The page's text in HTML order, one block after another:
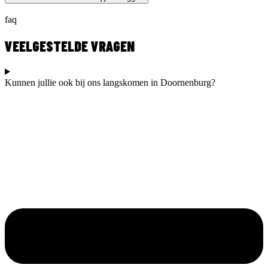
faq
VEELGESTELDE VRAGEN
Kunnen jullie ook bij ons langskomen in Doornenburg?